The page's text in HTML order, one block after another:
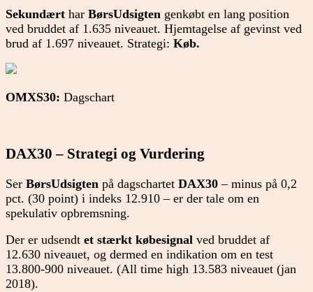
Sekundært har BørsUdsigten genkøbt en lang position
ved bruddet af 1.635 niveauet. Hjemtagelse af gevinst ved
brud af 1.697 niveauet. Strategi: Køb.
OMXS30: Dagschart
DAX30 – Strategi og Vurdering
Ser BørsUdsigten på dagschartet DAX30 – minus på 0,2
pct. (30 point) i indeks 12.910 – er der tale om en
spekulativ opbremsning.
Der er udsendt et stærkt købesignal ved bruddet af
12.630 niveauet, og dermed en indikation om en test
13.800-900 niveauet. (All time high 13.583 niveauet (jan
2018).